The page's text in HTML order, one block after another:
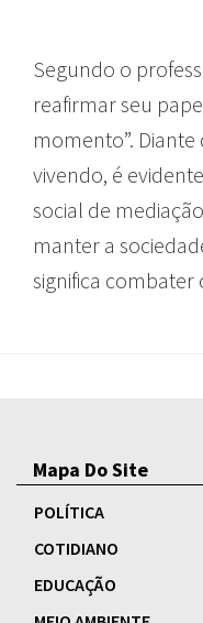
Segundo o
reafirmar seu
momento”.
vivendo, é
social de
manter a
significa combater
Mapa Do Site
POLÍTICA
COTIDIANO
EDUCAÇÃO